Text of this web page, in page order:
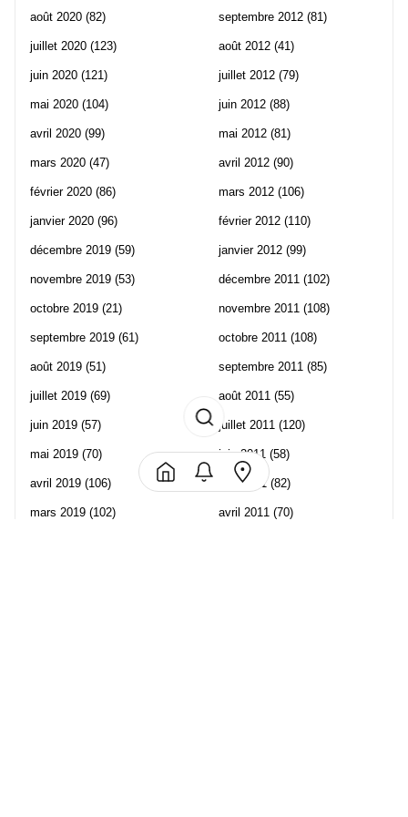
août 2020 (82)
juillet 2020 (123)
juin 2020 (121)
mai 2020 (104)
avril 2020 (99)
mars 2020 (47)
février 2020 (86)
janvier 2020 (96)
décembre 2019 (59)
novembre 2019 (53)
octobre 2019 (21)
septembre 2019 (61)
août 2019 (51)
juillet 2019 (69)
juin 2019 (57)
mai 2019 (70)
avril 2019 (106)
mars 2019 (102)
septembre 2012 (81)
août 2012 (41)
juillet 2012 (79)
juin 2012 (88)
mai 2012 (81)
avril 2012 (90)
mars 2012 (106)
février 2012 (110)
janvier 2012 (99)
décembre 2011 (102)
novembre 2011 (108)
octobre 2011 (108)
septembre 2011 (85)
août 2011 (55)
juillet 2011 (120)
juin 2011 (58)
mai 2011 (82)
avril 2011 (70)